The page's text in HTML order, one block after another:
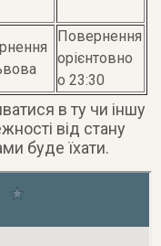
Повернення
орієнтовно
о 23:30
в ту чи іншу
від стану
буде їхати.